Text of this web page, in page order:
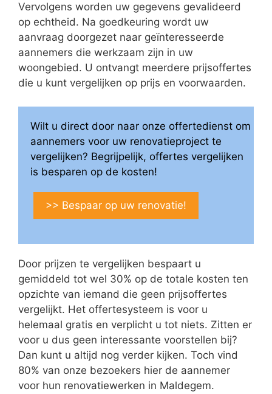
Vervolgens worden uw gegevens gevalideerd
op echtheid. Na goedkeuring wordt uw
aanvraag doorgezet naar geïnteresseerde
aannemers die werkzaam zijn in uw
woongebied. U ontvangt meerdere prijsoffertes
die u kunt vergelijken op prijs en voorwaarden.
Wilt u direct door naar onze offertedienst om
aannemers voor uw renovatieproject te
vergelijken? Begrijpelijk, offertes vergelijken
is besparen op de kosten!
>> Bespaar op uw renovatie!
Door prijzen te vergelijken bespaart u
gemiddeld tot wel 30% op de totale kosten ten
opzichte van iemand die geen prijsoffertes
vergelijkt. Het offertesysteem is voor u
helemaal gratis en verplicht u tot niets. Zitten er
voor u dus geen interessante voorstellen bij?
Dan kunt u altijd nog verder kijken. Toch vind
80% van onze bezoekers hier de aannemer
voor hun renovatiewerken in Maldegem.